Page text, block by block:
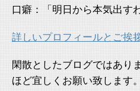
口癖：「明日から本気出すわ
詳しいプロフィールとご挨
閑散としたブログではあり
ほど宜しくお願い致します。